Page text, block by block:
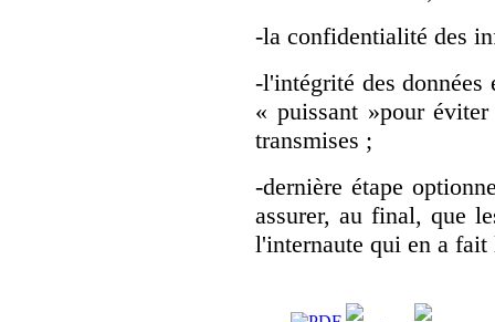
-la confidentialité des
-l'intégrité des données
« puissant »pour
transmises ;
-dernière étape
assurer, au final, que
l'internaute qui en a fait